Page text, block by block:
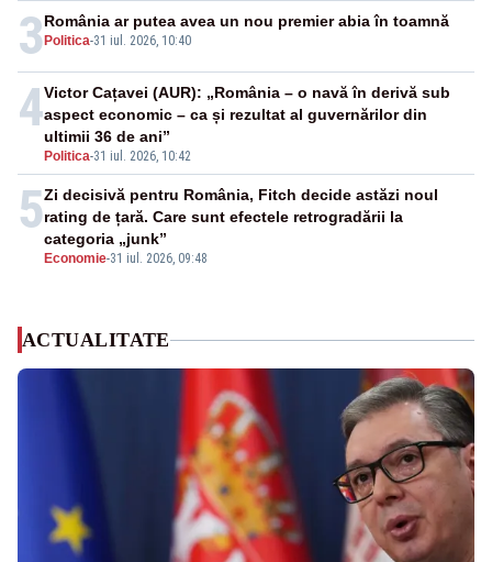
3 Politica-31 iul. 2026, 10:40
România ar putea avea un nou premier abia în toamnă
4
Politica-31 iul. 2026, 10:42
Victor Cațavei (AUR): „România – o navă în derivă sub
aspect economic – ca și rezultat al guvernărilor din
ultimii 36 de ani”
5
Economie-31 iul. 2026, 09:48
Zi decisivă pentru România, Fitch decide astăzi noul
rating de țară. Care sunt efectele retrogradării la
categoria „junk”
ACTUALITATE